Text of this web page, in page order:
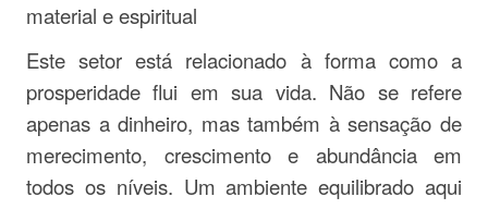
material e espiritual
Este setor está relacionado à forma como a
prosperidade flui em sua vida. Não se refere
apenas a dinheiro, mas também à sensação de
merecimento, crescimento e abundância em
todos os níveis. Um ambiente equilibrado aqui